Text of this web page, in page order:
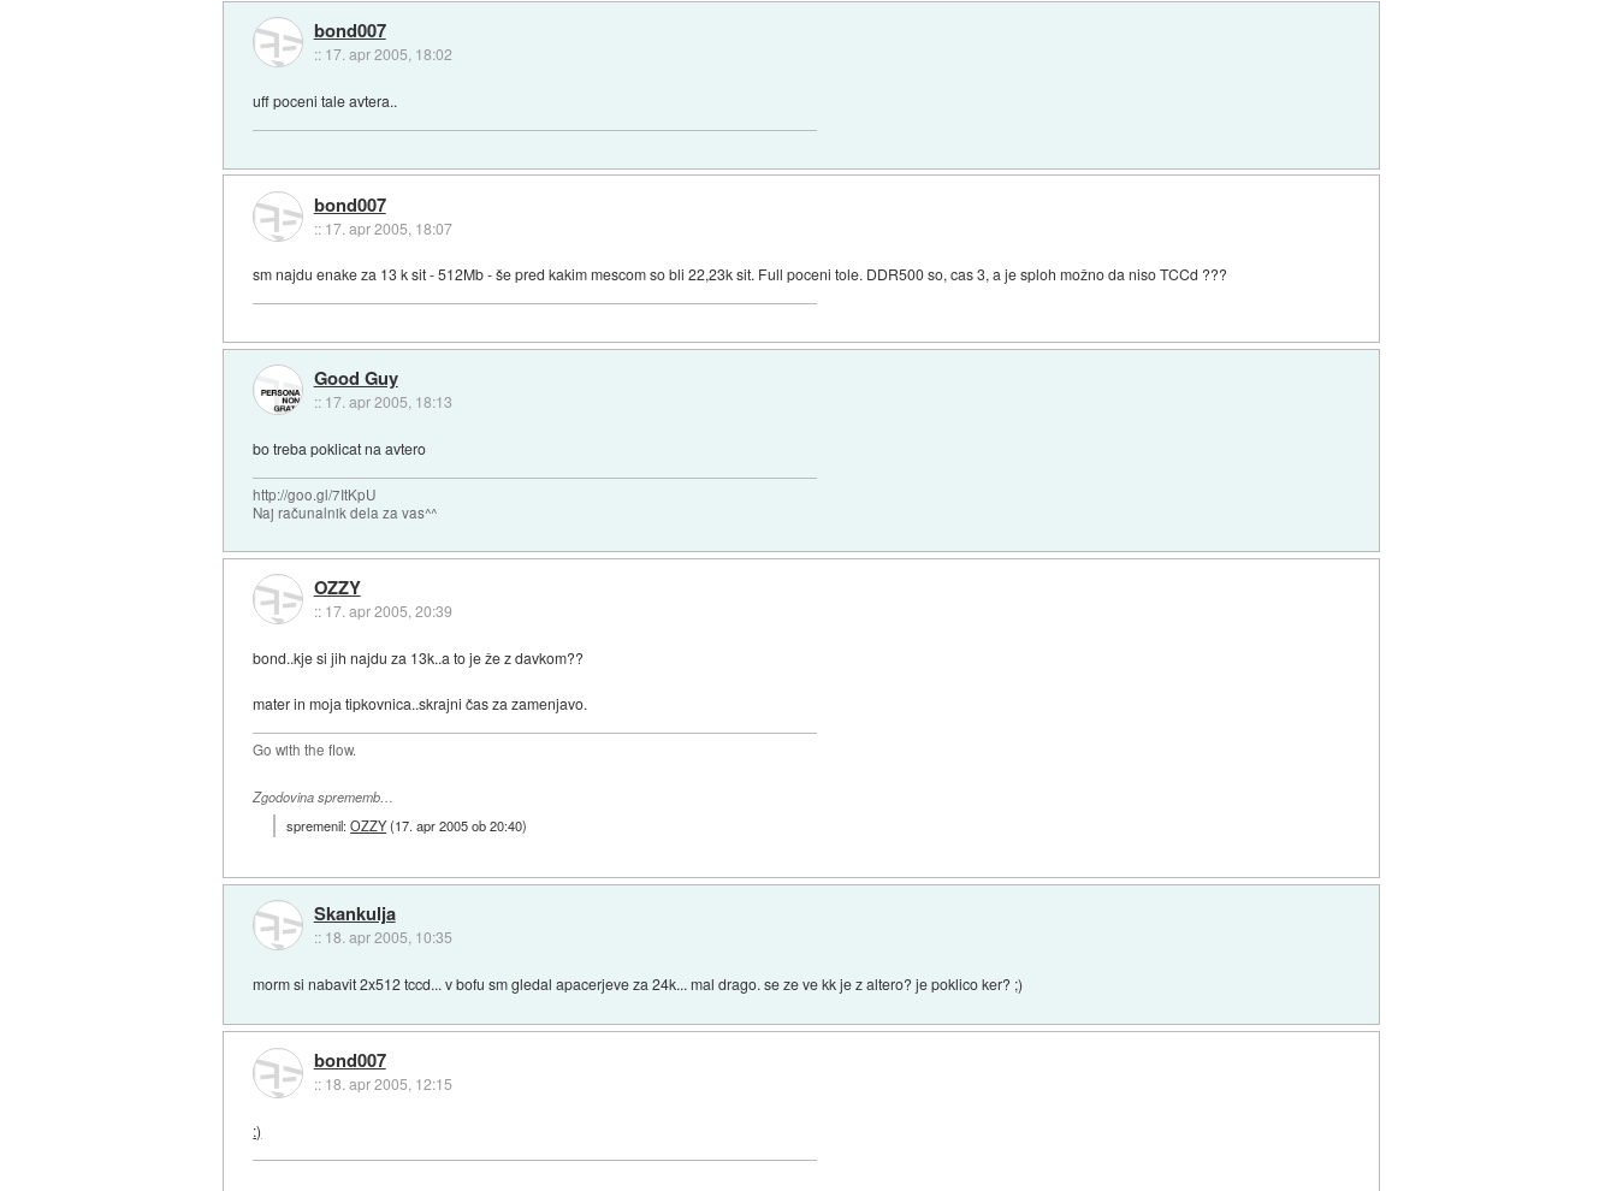
bond007
:: 17. apr 2005, 18:02
uff poceni tale avtera..
bond007
:: 17. apr 2005, 18:07
sm najdu enake za 13 k sit - 512Mb - še pred kakim mescom so bli 22,23k sit. Full poceni tole. DDR500 so, cas 3, a je sploh možno da niso TCCd ???
Good Guy
:: 17. apr 2005, 18:13
bo treba poklicat na avtero
http://goo.gl/7ItKpU
Naj računalnik dela za vas^^
OZZY
:: 17. apr 2005, 20:39
bond..kje si jih najdu za 13k..a to je že z davkom??
mater in moja tipkovnica..skrajni čas za zamenjavo.
Go with the flow.
Zgodovina sprememb…
spremenil:OZZY(17. apr 2005 ob 20:40)
Skankulja
:: 18. apr 2005, 10:35
morm si nabavit 2x512 tccd... v bofu sm gledal apacerjeve za 24k... mal drago. se ze ve kk je z altero? je poklico ker? ;)
bond007
:: 18. apr 2005, 12:15
:)